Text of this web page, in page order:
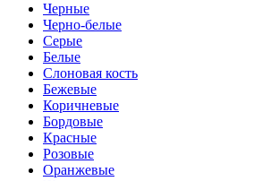
Черные
Черно-белые
Серые
Белые
Слоновая кость
Бежевые
Коричневые
Бордовые
Красные
Розовые
Оранжевые